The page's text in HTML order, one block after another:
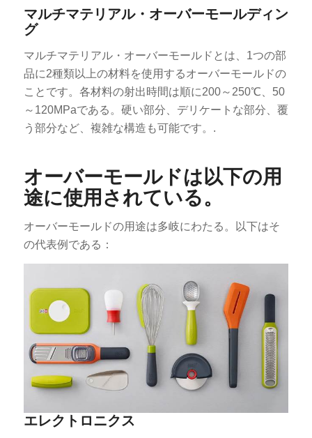
マルチマテリアル・オーバーモールディン
グ
マルチマテリアル・オーバーモールドとは、1つの部
品に2種類以上の材料を使用するオーバーモールドの
ことです。各材料の射出時間は順に200～250℃、50
～120MPaである。硬い部分、デリケートな部分、覆
う部分など、複雑な構造も可能です。.
オーバーモールドは以下の用
途に使用されている。
オーバーモールドの用途は多岐にわたる。以下はそ
の代表例である：
エレクトロニクス